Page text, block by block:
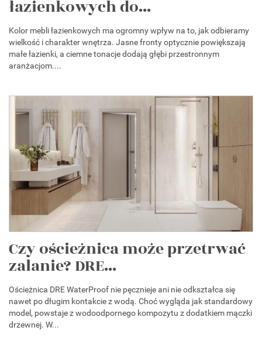
łazienkowych do...
Kolor mebli łazienkowych ma ogromny wpływ na to, jak odbieramy
wielkość i charakter wnętrza. Jasne fronty optycznie powiększają
małe łazienki, a ciemne tonacje dodają głębi przestronnym
aranżacjom....
Czy ościeżnica może przetrwać
zalanie? DRE...
Ościeżnica DRE WaterProof nie pęcznieje ani nie odkształca się
nawet po długim kontakcie z wodą. Choć wygląda jak standardowy
model, powstaje z wodoodpornego kompozytu z dodatkiem mączki
drzewnej. W...